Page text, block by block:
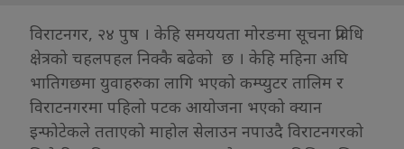
विराटनगर, २४ पुष । केहि समययता मोरङमा सूचना प्रविधि
क्षेत्रको चहलपहल निक्कै बढेको छ । केहि महिना अघि
भातिगछमा युवाहरुका लागि भएको कम्प्युटर तालिम र
विराटनगरमा पहिलो पटक आयोजना भएको क्यान
इन्फोटेकले तताएको माहोल सेलाउन नपाउदै विराटनगरको